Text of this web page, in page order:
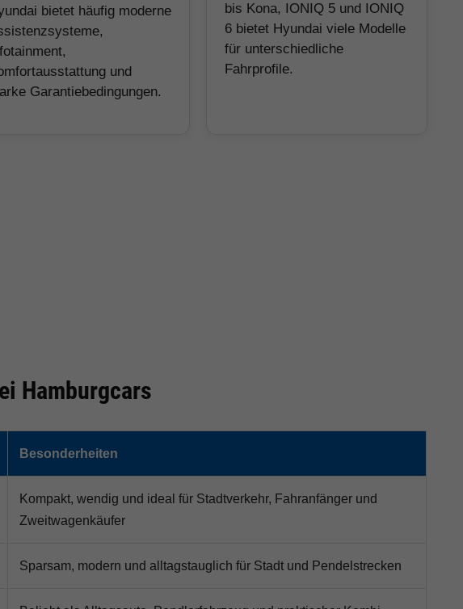
bietet häufig moderne
und
Garantiebedingungen.
bis Kona, IONIQ 5 und IONIQ
6 bietet Hyundai viele Modelle
für unterschiedliche
Fahrprofile.
Hamburgcars
Besonderheiten
Kompakt, wendig und ideal für Stadtverkehr, Fahranfänger und
Zweitwagenkäufer
Sparsam, modern und alltagstauglich für Stadt und Pendelstrecken